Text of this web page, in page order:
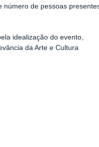
número de pessoas
idealização do evento,
da Arte e Cultura